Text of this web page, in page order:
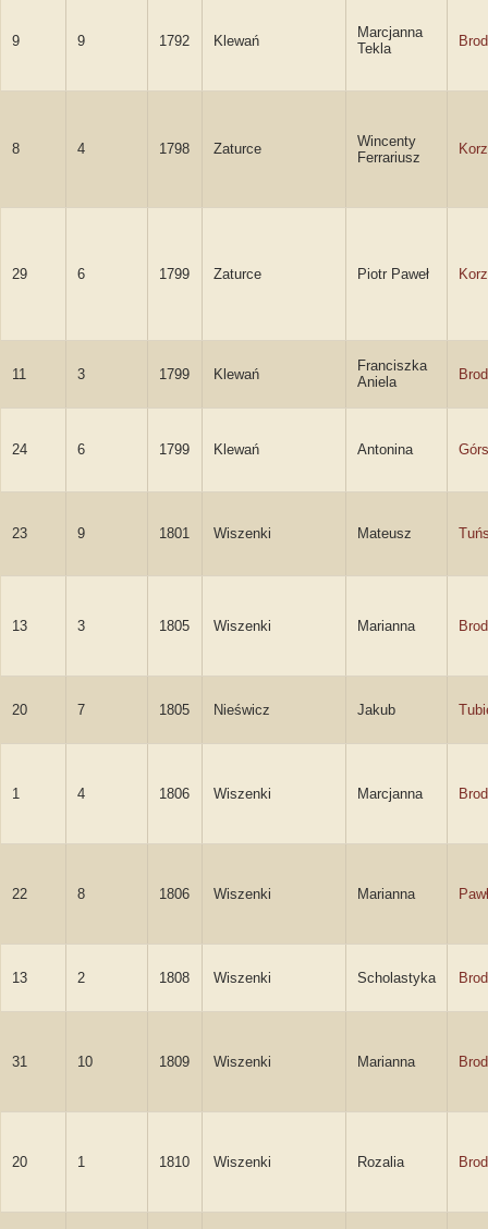
9 9 1792 Klewań
Marcjanna
Tekla
8 4 1798 Zaturce
Wincenty
Ferrariusz
29 6 1799 Zaturce Piotr Paweł
11 3 1799 Klewań
Franciszka
Aniela
24 6 1799 Klewań Antonina
23 9 1801 Wiszenki Mateusz
13 3 1805 Wiszenki Marianna
20 7 1805 Nieświcz Jakub
1 4 1806 Wiszenki Marcjanna
22 8 1806 Wiszenki Marianna
13 2 1808 Wiszenki Scholastyka
31 10 1809 Wiszenki Marianna
20 1 1810 Wiszenki Rozalia